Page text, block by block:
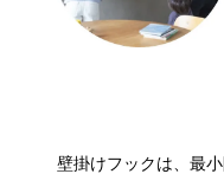
壁掛けフックは、最